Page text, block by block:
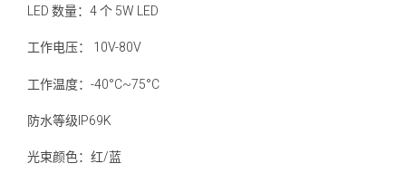
LED 数量：4 个 5W LED
工作电压： 10V-80V
工作温度：-40°C~75°C
防水等级IP69K
光束颜色：红/蓝